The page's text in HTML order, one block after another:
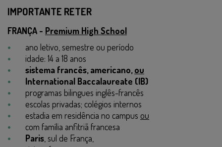
IMPORTANTE RETER
FRANÇA - Premium High School
ano letivo, semestre ou período
idade: 14 a 18 anos
sistema francês, americano,ou
International Baccalaureate (IB)
programas bilingues inglês-francês
escolas privadas; colégios internos
estadia em residência no campus ou
com família anfitriã francesa
Paris , sul de França,